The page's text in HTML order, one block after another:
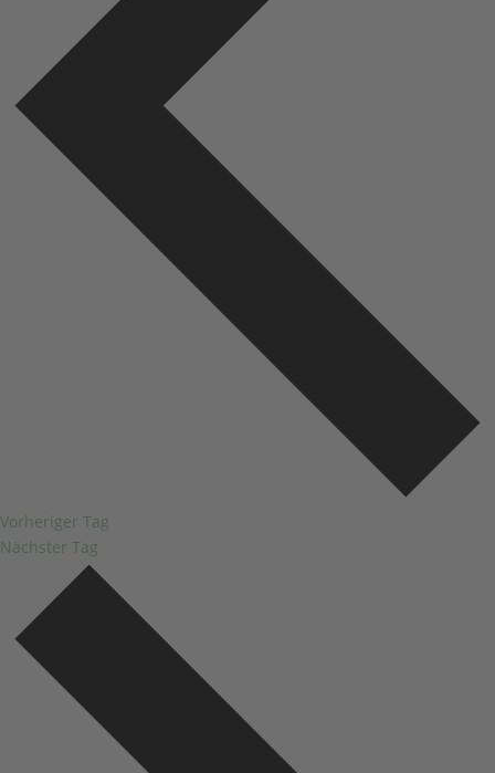
Vorheriger Tag
Nächster Tag